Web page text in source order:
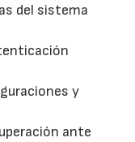
del sistema
y
ante